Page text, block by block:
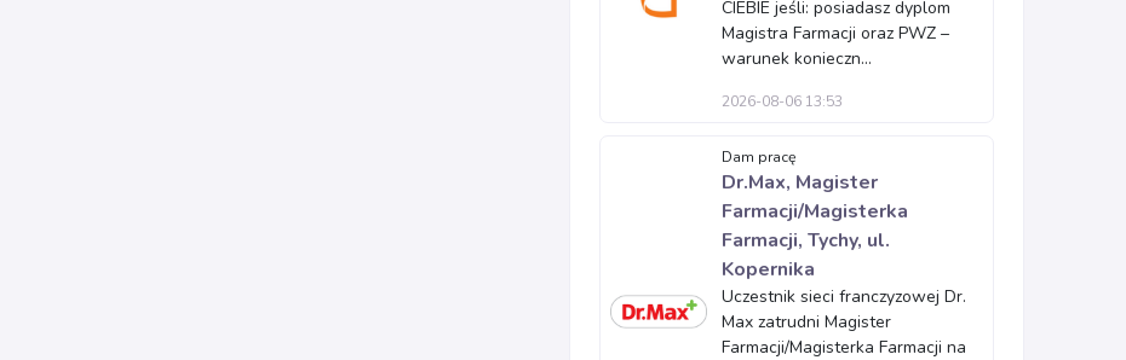
CIEBIE jeśli: posiadasz dyplom
Magistra Farmacji oraz PWZ –
warunek konieczn...
2026-08-06 13:53
Dam pracę
Dr.Max, Magister
Farmacji/Magisterka
Farmacji, Tychy, ul.
Kopernika
Uczestnik sieci franczyzowej Dr.
Max zatrudni Magister
Farmacji/Magisterka Farmacji na